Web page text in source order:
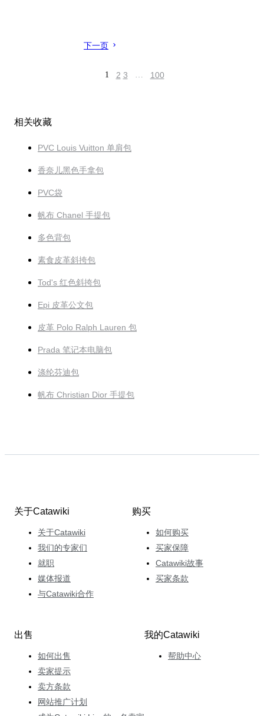
下一页
1 2 3 … 100
相关收藏
PVC Louis Vuitton 单肩包
香奈儿黑色手拿包
PVC袋
帆布 Chanel 手提包
多色背包
素食皮革斜挎包
Tod's 红色斜挎包
Epi 皮革公文包
皮革 Polo Ralph Lauren 包
Prada 笔记本电脑包
涤纶芬迪包
帆布 Christian Dior 手提包
关于Catawiki
关于Catawiki
我们的专家们
就职
媒体报道
与Catawiki合作
购买
如何购买
买家保障
Catawiki故事
买家条款
出售
如何出售
卖家提示
卖方条款
网站推广计划
我的Catawiki
帮助中心